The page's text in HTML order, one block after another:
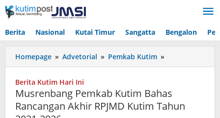
Lewati
ke
Berita Nasional Kutai Timur Sangatta Bengalon
Homepage » Advetorial » Pemkab Kutim »
Pemkab
Rancangan
Akhir
Berita Kutim Hari Ini
Musrenbang Pemkab Kutim Bahas
Rancangan Akhir RPJMD Kutim Tahun